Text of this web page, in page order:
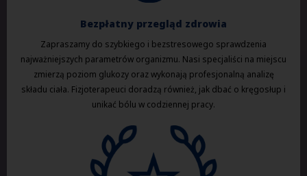
Bezpłatny przegląd zdrowia
Zapraszamy do szybkiego i bezstresowego sprawdzenia
najważniejszych parametrów organizmu. Nasi specjaliści na miejscu
zmierzą poziom glukozy oraz wykonają profesjonalną analizę
składu ciała. Fizjoterapeuci doradzą również, jak dbać o kręgosłup i
unikać bólu w codziennej pracy.